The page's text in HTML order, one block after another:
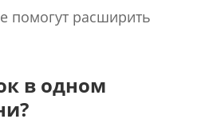
помогут расширить
в одном